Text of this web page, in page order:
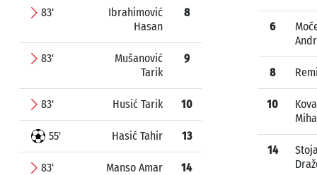
83'
Ibrahimović
Hasan
8
83'
Mušanović
Tarik
9
83' Husić Tarik 10
55' Hasić Tahir 13
83' Manso Amar 14
6
8
10
14